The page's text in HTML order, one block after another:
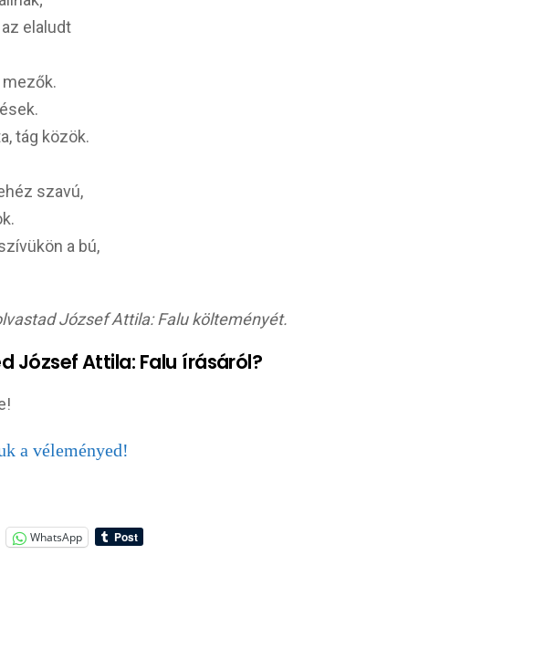
elaludt
mezők.
tág közök.
szavú,
a bú,
József Attila: Falu költeményét.
József Attila: Falu írásáról?
a véleményed!
WhatsApp